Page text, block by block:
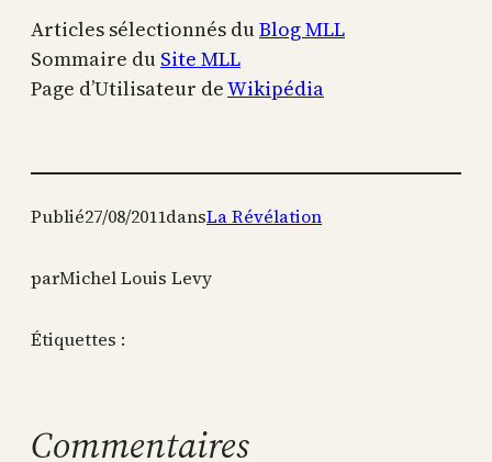
Articles sélectionnés duBlog MLL
Sommaire du Site MLL
Page d’Utilisateur deWikipédia
Publié27/08/2011dansLa Révélation
parMichel Louis Levy
Étiquettes :
Commentaires